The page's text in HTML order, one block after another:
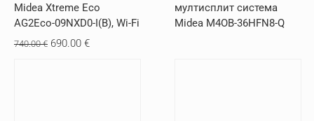
Midea Xtreme Eco
AG2Eco-09NXD0-I(B), Wi-Fi
740.00€ Original
690.00 €Текущата
мултисплит система
Midea M4OB-36HFN8-Q